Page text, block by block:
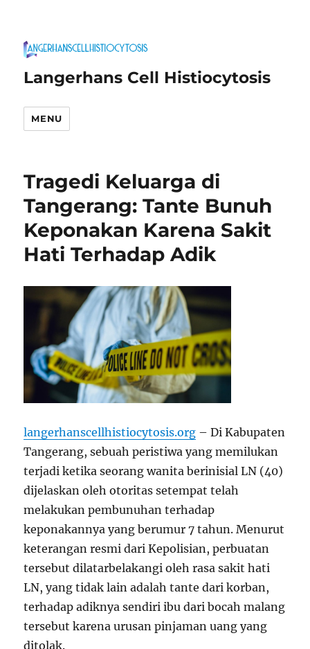
Langerhans Cell Histiocytosis
MENU
Tragedi Keluarga di
Tangerang: Tante Bunuh
Keponakan Karena Sakit
Hati Terhadap Adik
langerhanscellhistiocytosis.org – Di Kabupaten
Tangerang, sebuah peristiwa yang memilukan
terjadi ketika seorang wanita berinisial LN (40)
dijelaskan oleh otoritas setempat telah
melakukan pembunuhan terhadap
keponakannya yang berumur 7 tahun. Menurut
keterangan resmi dari Kepolisian, perbuatan
tersebut dilatarbelakangi oleh rasa sakit hati
LN, yang tidak lain adalah tante dari korban,
terhadap adiknya sendiri ibu dari bocah malang
tersebut karena urusan pinjaman uang yang
ditolak.